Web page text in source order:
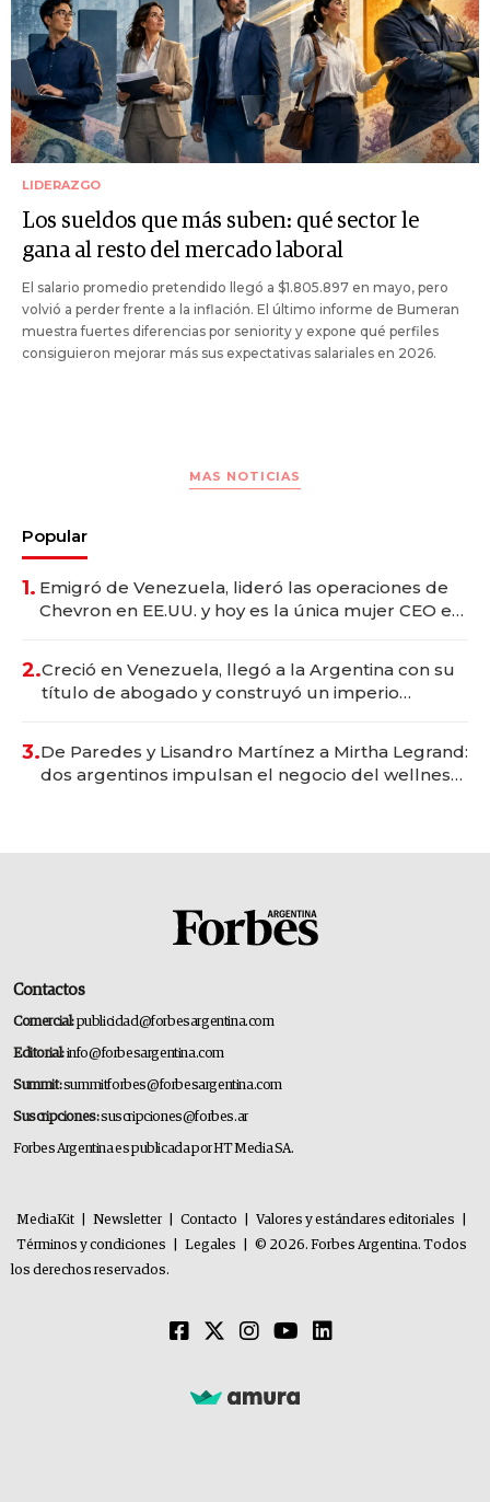
LIDERAZGO
Los sueldos que más suben: qué sector le
gana al resto del mercado laboral
El salario promedio pretendido llegó a $1.805.897 en mayo, pero
volvió a perder frente a la inflación. El último informe de Bumeran
muestra fuertes diferencias por seniority y expone qué perfiles
consiguieron mejorar más sus expectativas salariales en 2026.
MAS NOTICIAS
Popular
1. Emigró de Venezuela, lideró las operaciones de
Chevron en EE.UU. y hoy es la única mujer CEO en
2.Creció en Venezuela, llegó a la Argentina con su
título de abogado y construyó un imperio
3.De Paredes y Lisandro Martínez a Mirtha Legrand:
dos argentinos impulsan el negocio del wellness
Contactos
Comercial:publicidad@forbesargentina.com
Editorial:info@forbesargentina.com
Summit:summitforbes@forbesargentina.com
Suscripciones:suscripciones@forbes.ar
Forbes Argentina es publicada por HT Media SA.
MediaKit Newsletter Contacto Valores y estándares editoriales
Términos y condiciones
Legales
© 2026. Forbes Argentina. Todos
los derechos reservados.